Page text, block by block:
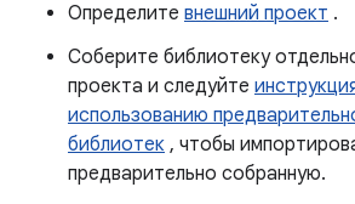
Определите внешний проект .
Соберите библиотеку
проекта и следуйте
использованию
библиотек , чтобы
предварительно собранную.